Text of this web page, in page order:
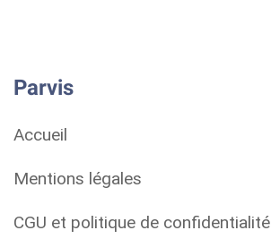
Parvis
Accueil
Mentions légales
CGU et politique de confidentialité